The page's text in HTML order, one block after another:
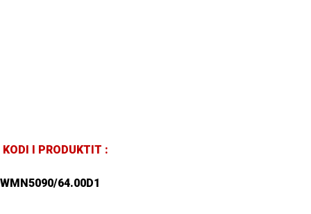
KODI I PRODUKTIT :
WMN5090/64.00D1